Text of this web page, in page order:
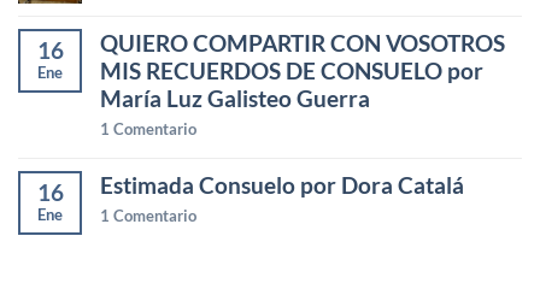
16
Ene
QUIERO COMPARTIR CON VOSOTROS
MIS RECUERDOS DE CONSUELO por
María Luz Galisteo Guerra
1 Comentario
16
Ene
Estimada Consuelo por Dora Catalá
1 Comentario